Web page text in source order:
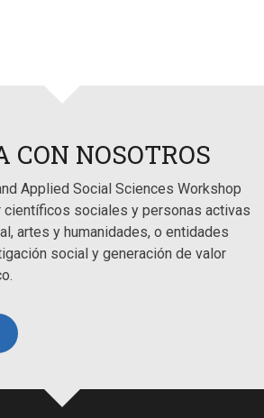
CON NOSOTROS
Applied Social Sciences Workshop
sociales y personas activas
artes y humanidades, o entidades
social y generación de valor